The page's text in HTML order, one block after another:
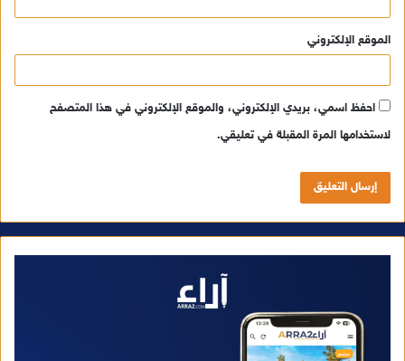
الموقع الإلكتروني
احفظ اسمي، بريدي الإلكتروني، والموقع الإلكتروني في هذا المتصفح
لاستخدامها المرة المقبلة في تعليقي.